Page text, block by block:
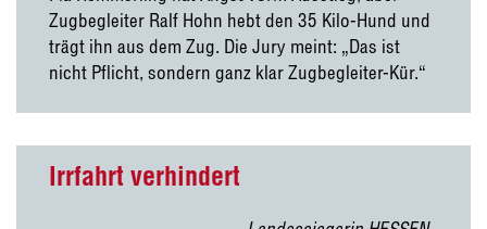
Zugbegleiter Ralf Hohn hebt den 35 Kilo-Hund und
trägt ihn aus dem Zug. Die Jury meint: „Das ist
nicht Pflicht, sondern ganz klar Zugbegleiter-Kür.“
Irrfahrt verhindert